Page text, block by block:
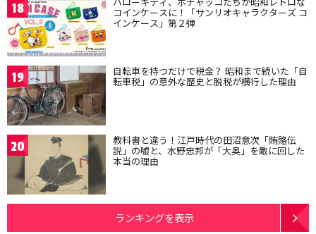
18 コインケースに！「サンリオキャラクターズ コ
インケース」第２弾
19 自転車を持つだけで税金？ 昭和まで続いた「自
転車税」の意外な歴史と脱税が横行した理由
20 教科書と違う！江戸時代の田沼意次「賄賂伝
説」の嘘と、水野忠邦が「大奥」を敵に回した
本当の理由
ランキングを表示